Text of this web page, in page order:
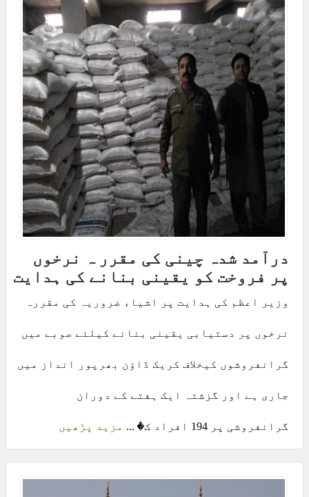
درآمد شدہ چینی کی مقرر ہ نرخوں
پر فروخت کو یقینی بنانے کی ہدایت
وزیر اعظم کی ہدایت پر اشیاء ضروریہ کی مقررہ
نرخوں پر دستیابی یقینی بنانے کیلئے صوبے میں
گرانفروشوں کیخلاف کریک ڈاؤن بھرپور انداز میں
جاری ہے اور گزشتہ ایک ہفتے کے دوران
گرانفروشی پر 194 افراد ک� ... مزید پڑھیں